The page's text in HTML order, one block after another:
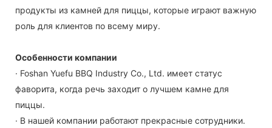
продукты из камней для пиццы, которые играют важную
роль для клиентов по всему миру.
Особенности компании
· Foshan Yuefu BBQ Industry Co., Ltd. имеет статус
фаворита, когда речь заходит о лучшем камне для
пиццы.
· В нашей компании работают прекрасные сотрудники.